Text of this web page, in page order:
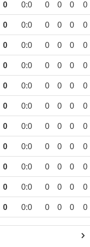
0 0:0 0 0 0 0
0 0:0 0 0 0 0
0 0:0 0 0 0 0
0 0:0 0 0 0 0
0 0:0 0 0 0 0
0 0:0 0 0 0 0
0 0:0 0 0 0 0
0 0:0 0 0 0 0
0 0:0 0 0 0 0
0 0:0 0 0 0 0
0 0:0 0 0 0 0